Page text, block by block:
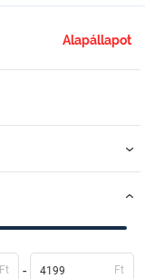
Alapállapot
Ft - Ft